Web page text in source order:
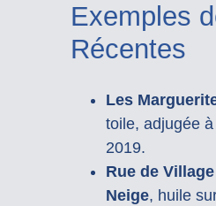
Exemples
Récentes
Les
toile, adjugée à
2019.
Rue de
Neige, huile